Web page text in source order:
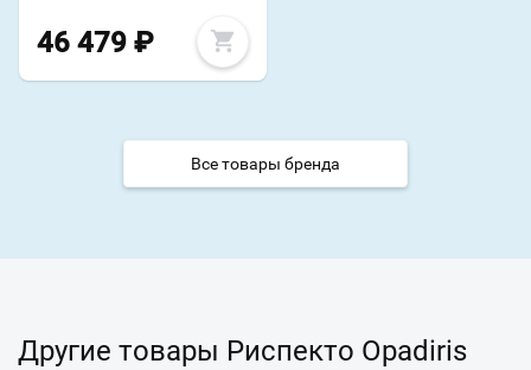
46 479 ₽
Все товары бренда
Другие товары Риспекто Opadiris